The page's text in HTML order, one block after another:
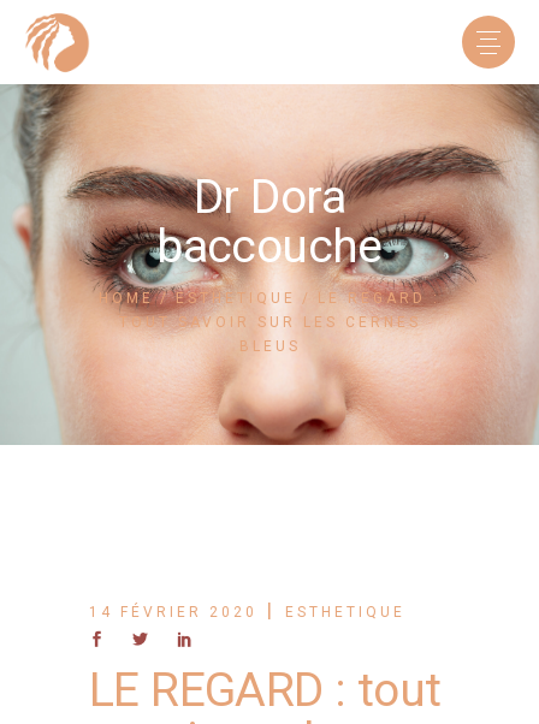
Dr Dora
baccouche
HOME ESTHETIQUE
LE REGARD :
TOUT SAVOIR SUR LES CERNES
BLEUS
14 FÉVRIER 2020 ESTHETIQUE
LE REGARD : tout